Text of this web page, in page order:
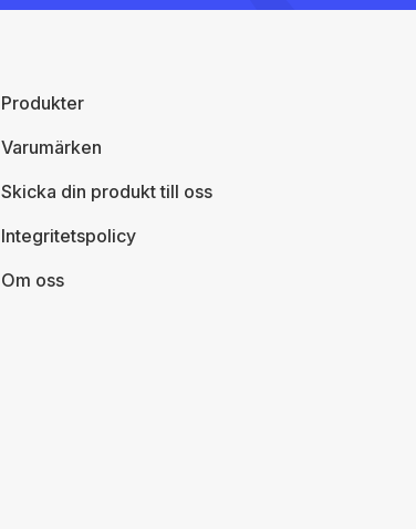
Produkter
Varumärken
Skicka din produkt till oss
Integritetspolicy
Om oss